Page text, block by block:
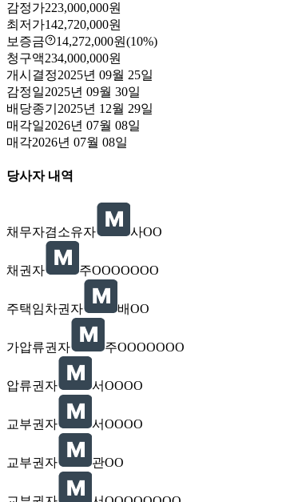
감정가223,000,000원
최저가142,720,000원
보증금
14,272,000원(10%)
청구액234,000,000원
개시결정2025년 09월 25일
감정일2025년 09월 30일
배당종기 2025년 12월 29일
매각일2026년 07월 08일
매각2026년 07월 08일
당사자 내역
채무자겸소유자 사OO
채권자 주OOOOOOO
주택임차권자 배OO
가압류권자 주OOOOOOO
압류권자 서OOOO
교부권자 서OOOO
교부권자 관OO